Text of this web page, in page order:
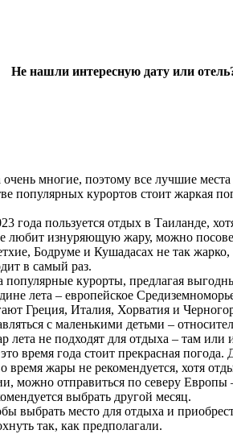
Не нашли интересную дату или
многие, поэтому все лучшие
популярных курортов стоит жаркая
года пользуется отдых в Таиланде,
любит изнуряющую жару, можно
Бодруме и Кушадасах не так
в самый раз.
курорты, предлагая
лета – европейское
Греция, Италия, Хорватия и
с маленькими детьми –
лета не подходят для отдыха – там
время года стоит прекрасная
время жары не рекомендуется, хотя
можно отправиться по северу
выбрать другой месяц.
выбрать место для отдыха и
так, как предполагали.